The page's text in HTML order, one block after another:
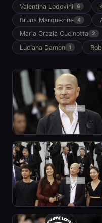
Valentina Lodovini 6
Bruna Marquezine 4
Maria Grazia Cucinotta 2
Luciana Damon 1